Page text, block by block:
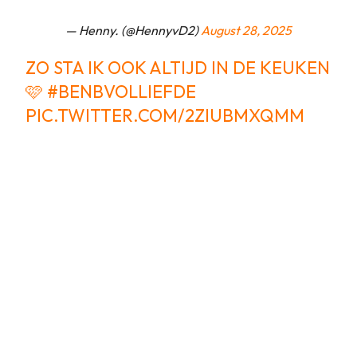
— Henny. (@HennyvD2)August 28, 2025
ZO STA IK OOK ALTIJD IN DE KEUKEN
🩷 #BENBVOLLIEFDE
PIC.TWITTER.COM/2ZIUBMXQMM